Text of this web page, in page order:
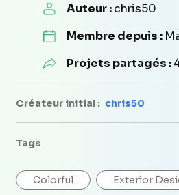
Auteur :chris50
Membre depuis :
Projets partagés :
Créateur initial : chris50
Tags
Colorful Exterior